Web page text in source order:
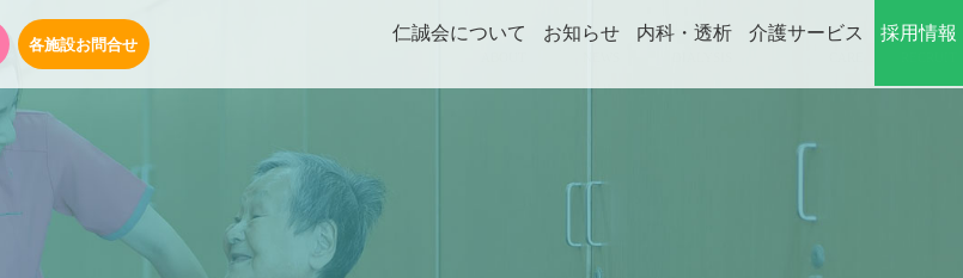
各施設お問合せ
仁誠会について お知らせ 内科・透析 介護サービス 採用情報